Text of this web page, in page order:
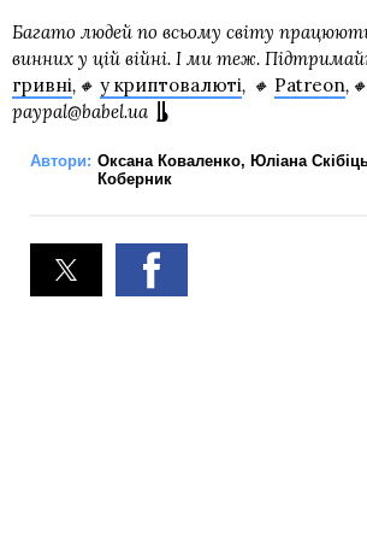
Багато людей по всьому світу
винних у цій війні. І ми теж.
гривні,🔸 у криптовалюті, 🔸 Patreon
paypal@babel.ua
Автори: Оксана Коваленко, Юліана
Коберник